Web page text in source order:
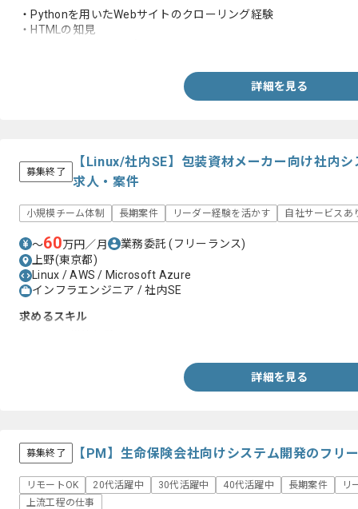
・Pythonを用いたWebサイトのクローリング経験
・HTMLの知見
詳細を見る
募集終了
【Linux/社内SE】包装資材メーカー向け社内
求人・案件
小規模チーム体制 長期案件 リーダー経験を活かす 自社サービスあ
〜60万円／月 業務委託(フリーランス)
上野(東京都)
Linux / AWS / Microsoft Azure
インフラエンジニア / 社内SE
求めるスキル
詳細を見る
募集終了 【PM】生命保険会社向けシステム開発のフリ
リモートOK 20代活躍中 30代活躍中 40代活躍中 長期案件
リ
上流工程の仕事